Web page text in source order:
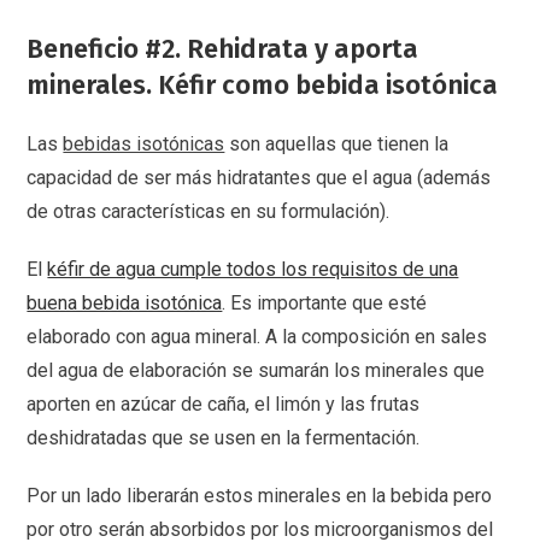
Beneficio #2. Rehidrata y aporta
minerales. Kéfir como bebida isotónica
Lasbebidas isotónicas son aquellas que tienen la
capacidad de ser más hidratantes que el agua (además
de otras características en su formulación).
Elkéfir de agua cumple todos los requisitos de una
buena bebida isotónica. Es importante que esté
elaborado con agua mineral. A la composición en sales
del agua de elaboración se sumarán los minerales que
aporten en azúcar de caña, el limón y las frutas
deshidratadas que se usen en la fermentación.
Por un lado liberarán estos minerales en la bebida pero
por otro serán absorbidos por los microorganismos del